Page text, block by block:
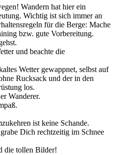
Wandern hat hier ein
Wichtig ist sich immer an
für die Berge: Mache
bzw. gute Vorbereitung.
und beachte die
Wetter gewappnet, selbst auf
Rucksack und der in den
los.
Wanderer.
ist keine Schande.
Dich rechtzeitig im Schnee
die tollen Bilder!